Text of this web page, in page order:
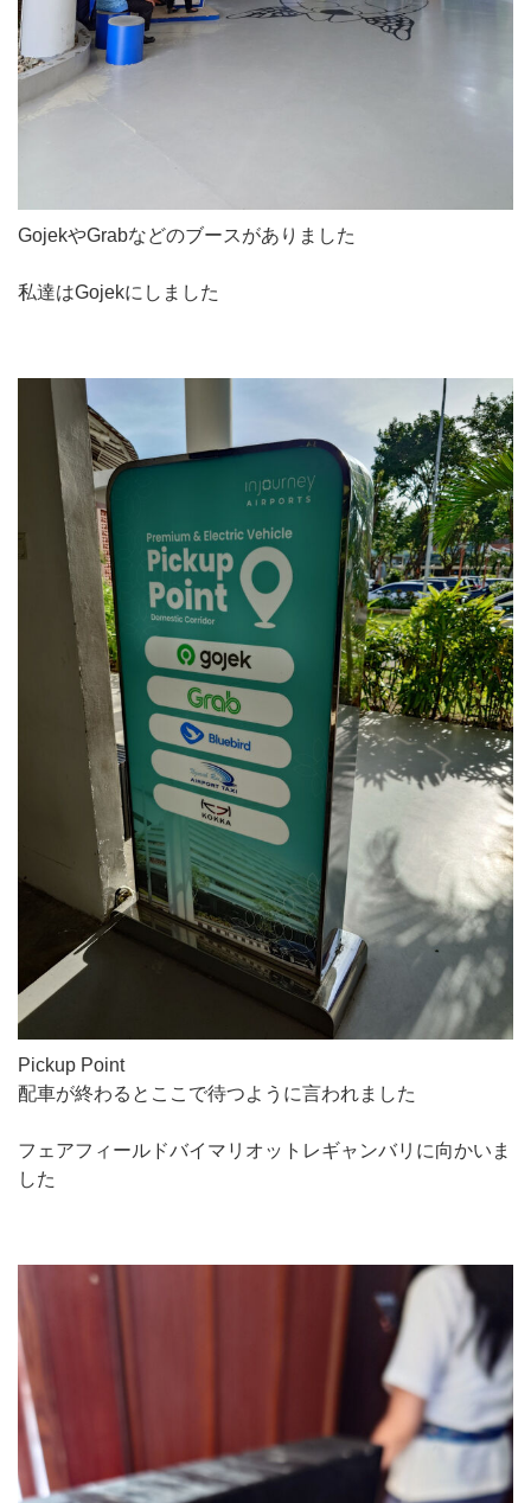
GojekやGrabなどのブースがありました
私達はGojekにしました
Pickup Point
配車が終わるとここで待つように言われました
フェアフィールドバイマリオットレギャンバリに向かいま
した